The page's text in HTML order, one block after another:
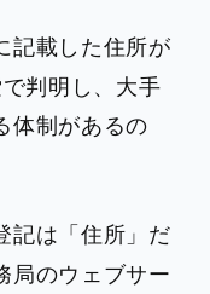
記載した住所が
判明し、大手
体制があるの
記は「住所」だ
局のウェブサー